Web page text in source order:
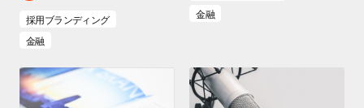
採用ブランディング
金融
金融